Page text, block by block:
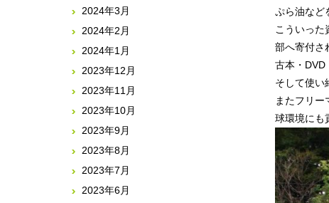
ぷら油など
こういった
部へ寄付さ
古本・DVD
そして使い
またフリ
2024年3月
2024年2月
2024年1月
2023年12月
2023年11月
2023年10月
2023年9月
2023年8月
2023年7月
2023年6月